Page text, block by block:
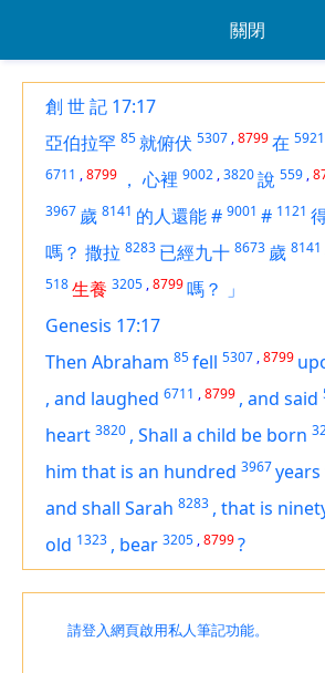
關閉
創 世 記 17:17
亞伯拉罕 85就俯伏 5307 ,8799在 5921
6711 ,8799 ， 心裡 9002 ,3820說 559 ,
3967 歲 8141 的人還能# 9001 # 1121
嗎？ 撒拉 8283 已經九十 8673 歲 8141
518生養 3205 ,8799嗎？ 」
Genesis 17:17
Then Abraham 85fell 5307 ,8799
, and laughed 6711 ,8799 , and said
heart 3820 , Shall a child be born
him that is an hundred 3967years
and shall Sarah 8283 , that is
old 1323 , bear 3205 ,8799?
請登入網頁啟用私人筆記功能。